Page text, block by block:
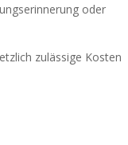
oder
zulässige Kosten